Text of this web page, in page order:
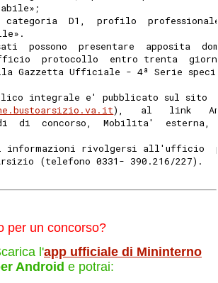
categoria  D1,  profilo
possono  presentare  apposita
protocollo  entro trenta
Gazzetta Ufficiale - 4ª Serie
integrale e' pubblicato sul sito
),   al   link
di  concorso,  Mobilita'
informazioni rivolgersi all'ufficio
(telefono 0331- 390.216/227).
per un concorso?
l'app ufficiale di Mininterno
Android e potrai: